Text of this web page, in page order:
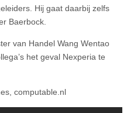
Hij gaat daarbij zelfs
Baerbock.
van Handel Wang Wentao
het geval Nexperia te
computable.nl